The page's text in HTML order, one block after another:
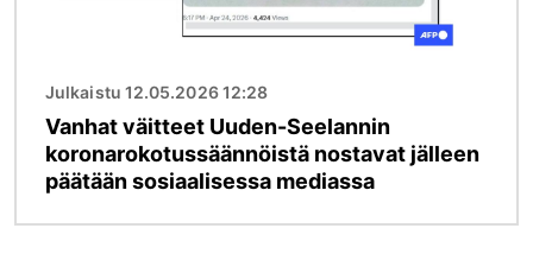
Julkaistu 12.05.2026 12:28
Vanhat väitteet Uuden-Seelannin
koronarokotussäännöistä nostavat jälleen
päätään sosiaalisessa mediassa